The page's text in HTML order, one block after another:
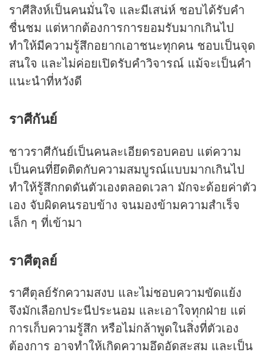
ราศีสิงห์เป็นคนมั่นใจ และมีเสน่ห์ ชอบได้รับคำ
ชื่นชม แต่หากต้องการการยอมรับมากเกินไป
ทำให้มีความรู้สึกอยากเอาชนะทุกคน ชอบเป็นจุด
สนใจ และไม่ค่อยเปิดรับคำวิจารณ์ แม้จะเป็นคำ
แนะนำที่หวังดี
ราศีกันย์
ชาวราศีกันย์เป็นคนละเอียดรอบคอบ แต่ความ
เป็นคนที่ยึดติดกับความสมบูรณ์แบบมากเกินไป
ทำให้รู้สึกกดดันตัวเองตลอดเวลา มักจะด้อยค่าตัว
เอง จับผิดคนรอบข้าง จนมองข้ามความสำเร็จ
เล็ก ๆ ที่เข้ามา
ราศีตุลย์
ราศีตุลย์รักความสงบ และไม่ชอบความขัดแย้ง
จึงมักเลือกประนีประนอม และเอาใจทุกฝ่าย แต่
การเก็บความรู้สึก หรือไม่กล้าพูดในสิ่งที่ตัวเอง
ต้องการ อาจทำให้เกิดความอึดอัดสะสม และเป็น